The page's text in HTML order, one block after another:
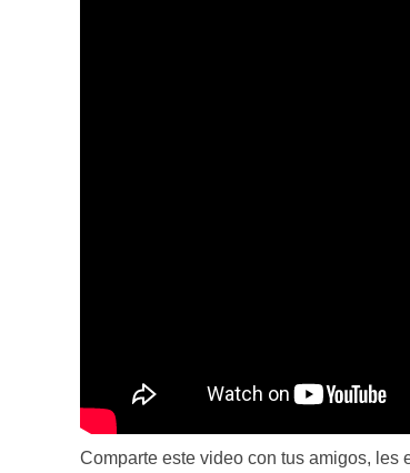
Comparte este video con tus amigos, les